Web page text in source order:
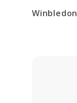
Winbledon